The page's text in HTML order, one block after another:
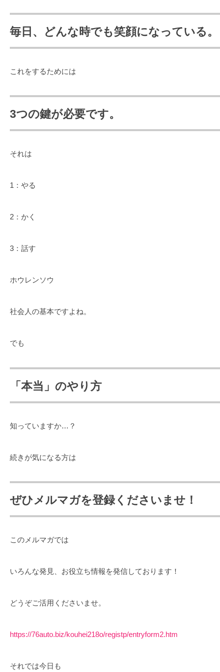
毎日、どんな時でも笑顔になっている。
これをするためには
3つの鍵が必要です。
それは
1：やる
2：かく
3：話す
ホウレンソウ
社会人の基本ですよね。
でも
「本当」のやり方
知っていますか…？
続きが気になる方は
ぜひメルマガを登録くださいませ！
このメルマガでは
いろんな発見、お役立ち情報を発信しております！
どうぞご活用くださいませ。
https://76auto.biz/kouhei218o/registp/entryform2.htm
それでは今日も